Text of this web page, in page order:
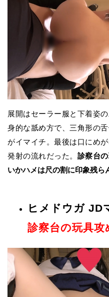
展開はセーラー服と下着姿
身的な舐め方で、三角形の
がイマイチ。最後は口にめ
発射の流れだった。 診察台
いかハメは尺の割に印象残ら
ヒメドウガ JD
診察台の玩具攻